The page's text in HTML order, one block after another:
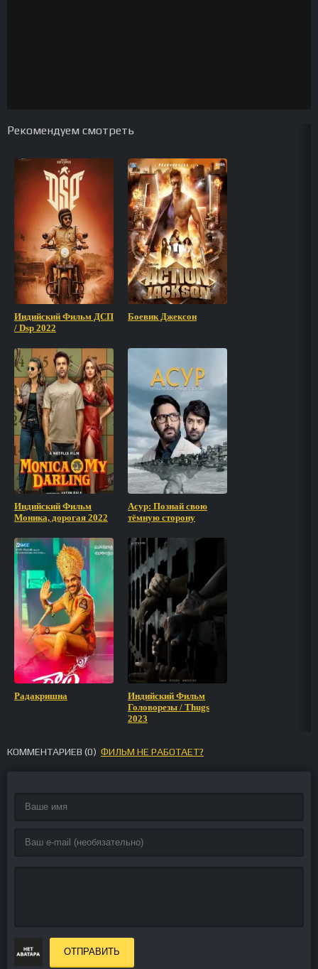
Рекомендуем смотреть
Индийский Фильм ДСП
/ Dsp 2022
Боевик Джексон
Индийский Фильм
Моника, дорогая 2022
Асур: Познай свою
тёмную сторону
Радакришна
Индийский Фильм
Головорезы / Thugs
2023
КОММЕНТАРИЕВ (0) ФИЛЬМ НЕ РАБОТАЕТ?
ОТПРАВИТЬ